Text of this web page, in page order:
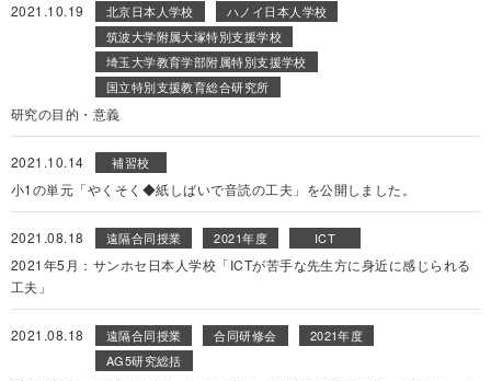
2021.10.19 北京日本人学校
ハノイ日本人学校
筑波大学附属大塚特別支援学校
埼玉大学教育学部附属特別支援学校
国立特別支援教育総合研究所
研究の目的・意義
2021.10.14 補習校
小1の単元「やくそく◆紙しばいで音読の工夫」を公開しました。
2021.08.18 遠隔合同授業 2021年度 ICT
2021年5月：サンホセ日本人学校「ICTが苦手な先生方に身近に感じられる
工夫」
2021.08.18 遠隔合同授業 合同研修会
2021年度
AG5研究総括